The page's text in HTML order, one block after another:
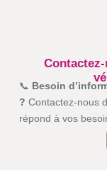
📞 Besoin
? Contactez-nous
répond à vos